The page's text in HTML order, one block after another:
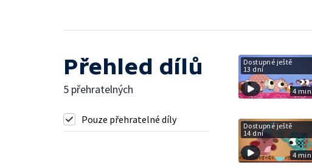
Přehled dílů
5 přehratelných
Pouze přehratelné díly
Dostupné ještě
13 dní
4 min
Dostupné ještě
14 dní
4 min